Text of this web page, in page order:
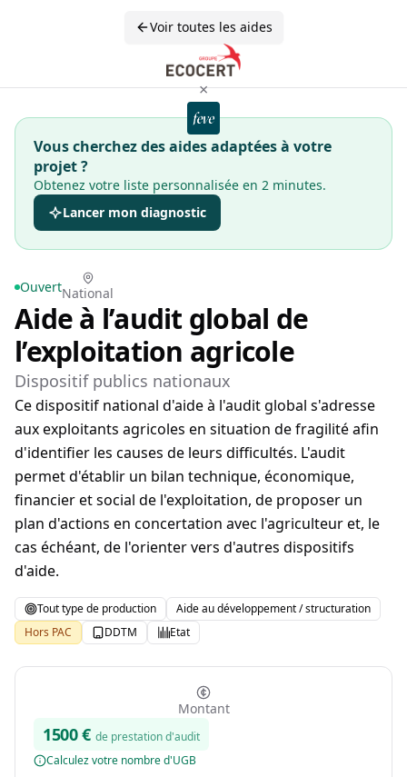
Voir toutes les aides
×
Vous cherchez des aides adaptées à votre
projet ?
Obtenez votre liste personnalisée en 2 minutes.
Lancer mon diagnostic
OuvertNational
Aide à l’audit global de
l’exploitation agricole
Dispositif publics nationaux
Ce dispositif national d'aide à l'audit global s'adresse
aux exploitants agricoles en situation de fragilité afin
d'identifier les causes de leurs difficultés. L'audit
permet d'établir un bilan technique, économique,
financier et social de l'exploitation, de proposer un
plan d'actions en concertation avec l'agriculteur et, le
cas échéant, de l'orienter vers d'autres dispositifs
d'aide.
Tout type de production
Aide au développement / structuration
Hors PAC
DDTM Etat
Montant
1500€ de prestation d'audit
Calculez votre nombre d'UGB